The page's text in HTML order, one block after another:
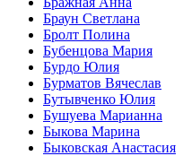
Браун Светлана
Бролт Полина
Бубенцова Мария
Бурдо Юлия
Бурматов Вячеслав
Бутывченко Юлия
Бушуева Марианна
Быкова Марина
Быковская Анастасия